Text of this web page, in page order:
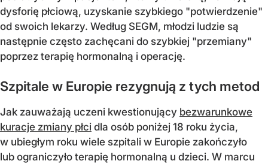
dysforię płciową, uzyskanie szybkiego "potwierdzenie"
od swoich lekarzy. Według SEGM, młodzi ludzie są
następnie często zachęcani do szybkiej "przemiany"
poprzez terapię hormonalną i operację.
Szpitale w Europie rezygnują z tych metod
Jak zauważają uczeni kwestionujący bezwarunkowe
kuracje zmiany płci dla osób poniżej 18 roku życia,
w ubiegłym roku wiele szpitali w Europie zakończyło
lub ograniczyło terapię hormonalną u dzieci. W marcu